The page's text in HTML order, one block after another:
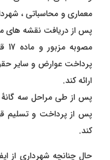
پرداخت عوارض و سایر
ارائه کند.
پس از پرداخت و تسلیم
کند.
حال چنانچه شهرداری از